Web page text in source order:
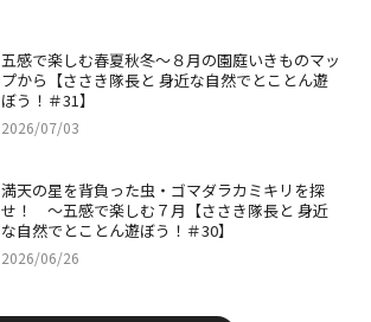
五感で楽しむ春夏秋冬～８月の園庭いきものマッ
プから【ささき隊長と 身近な自然でとことん遊
ぼう！＃31】
2026/07/03
満天の星を背負った虫・ゴマダラカミキリを探
せ！ ～五感で楽しむ７月【ささき隊長と 身近
な自然でとことん遊ぼう！＃30】
2026/06/26